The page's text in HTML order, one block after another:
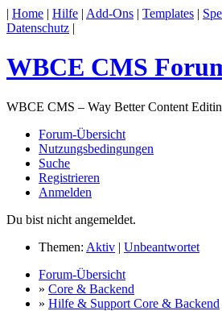
| Home | Hilfe | Add-Ons | Templates |
Datenschutz |
WBCE CMS
WBCE CMS – Way Better Content
Forum-Übersicht
Nutzungsbedingungen
Suche
Registrieren
Anmelden
Du bist nicht angemeldet.
Themen: Aktiv | Unbeantwortet
Forum-Übersicht
» Core & Backend
» Hilfe & Support Core & Backend